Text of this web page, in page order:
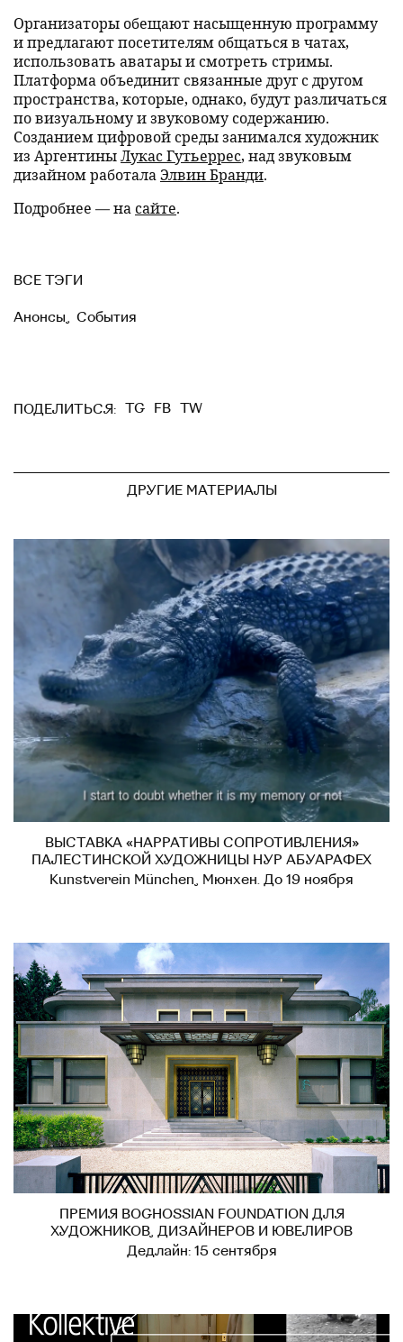
Организаторы обещают насыщенную программу
и предлагают посетителям общаться в чатах,
использовать аватары и смотреть стримы.
Платформа объединит связанные друг с другом
пространства, которые, однако, будут различаться
по визуальному и звуковому содержанию.
Созданием цифровой среды занимался художник
из АргентиныЛукас Гутьеррес, над звуковым
дизайном работала Элвин Бранди.
Подробнее — на сайте.
ВСЕ ТЭГИ
Анонсы, События
ПОДЕЛИТЬСЯ: TG FB TW
ДРУГИЕ МАТЕРИАЛЫ
ВЫСТАВКА «НАРРАТИВЫ СОПРОТИВЛЕНИЯ»
ПАЛЕСТИНСКОЙ ХУДОЖНИЦЫ НУР АБУАРАФЕХ
Kunstverein München, Мюнхен. До 19 ноября
ПРЕМИЯ BOGHOSSIAN FOUNDATION ДЛЯ
ХУДОЖНИКОВ, ДИЗАЙНЕРОВ И ЮВЕЛИРОВ
Дедлайн: 15 сентября